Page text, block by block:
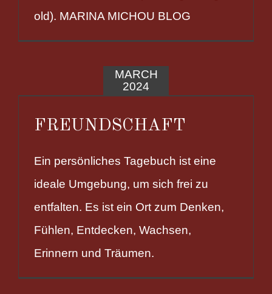
old). MARINA MICHOU BLOG
MARCH
2024
FREUNDSCHAFT
Ein persönliches Tagebuch ist eine
ideale Umgebung, um sich frei zu
entfalten. Es ist ein Ort zum Denken,
Fühlen, Entdecken, Wachsen,
Erinnern und Träumen.